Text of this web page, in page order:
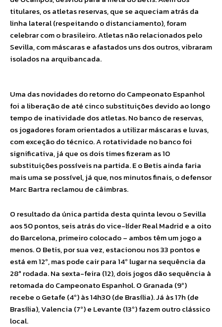
titulares, os atletas reservas, que se aqueciam atrás da
linha lateral (respeitando o distanciamento), foram
celebrar com o brasileiro. Atletas não relacionados pelo
Sevilla, com máscaras e afastados uns dos outros, vibraram
isolados na arquibancada.
Uma das novidades do retorno do Campeonato Espanhol
foi a liberação de até cinco substituições devido ao longo
tempo de inatividade dos atletas. No banco de reservas,
os jogadores foram orientados a utilizar máscaras e luvas,
com exceção do técnico. A rotatividade no banco foi
significativa, já que os dois times fizeram as 10
substituições possíveis na partida. E o Betis ainda faria
mais uma se possível, já que, nos minutos finais, o defensor
Marc Bartra reclamou de câimbras.
O resultado da única partida desta quinta levou o Sevilla
aos 50 pontos, seis atrás do vice-líder Real Madrid e a oito
do Barcelona, primeiro colocado – ambos têm um jogo a
menos. O Betis, por sua vez, estacionou nos 33 pontos e
está em 12º, mas pode cair para 14º lugar na sequência da
28ª rodada. Na sexta-feira (12), dois jogos dão sequência à
retomada do Campeonato Espanhol. O Granada (9º)
recebe o Getafe (4º) às 14h30 (de Brasília). Já às 17h (de
Brasília), Valencia (7º) e Levante (13º) fazem outro clássico
local.